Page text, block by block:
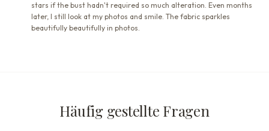
stars if the bust hadn't required so much alteration. Even months
later, I still look at my photos and smile. The fabric sparkles
beautifully beautifully in photos.
Häufig gestellte Fragen